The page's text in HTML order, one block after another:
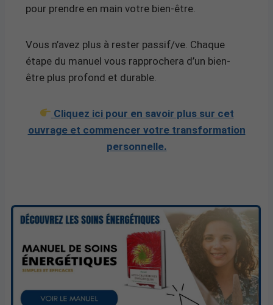
pour prendre en main votre bien-être.
Vous n’avez plus à rester passif/ve. Chaque
étape du manuel vous rapprochera d’un bien-
être plus profond et durable.
Cliquez ici pour en savoir plus sur cet
ouvrage et commencer votre transformation
personnelle.